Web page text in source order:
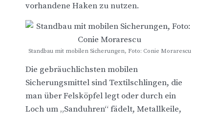
vorhandene Haken zu nutzen.
Standbau mit mobilen Sicherungen, Foto: Conie Morarescu
Die gebräuchlichsten mobilen
Sicherungsmittel sind Textilschlingen, die
man über Felsköpfel legt oder durch ein
Loch um „Sanduhren“ fädelt, Metallkeile,